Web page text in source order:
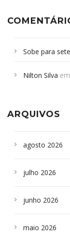
Sobe para
Nilton Silva em
ARQUIVOS
agosto 2026
julho 2026
junho 2026
maio 2026